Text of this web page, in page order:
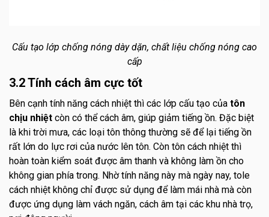
Cấu tạo lớp chống nóng dày dặn, chất liệu chống nóng cao
cấp
3.2 Tính cách âm cực tốt
Bên cạnh tính năng cách nhiệt thì các lớp cấu tạo của tôn
chịu nhiệt còn có thể cách âm, giúp giảm tiếng ồn. Đặc biệt
là khi trời mưa, các loại tôn thông thường sẽ để lại tiếng ồn
rất lớn do lực rơi của nước lên tôn. Còn tôn cách nhiệt thì
hoàn toàn kiểm soát được âm thanh và không làm ồn cho
không gian phía trong. Nhờ tính năng này mà ngày nay, tole
cách nhiệt không chỉ được sử dụng để làm mái nhà mà còn
được ứng dụng làm vách ngăn, cách âm tại các khu nhà trọ,